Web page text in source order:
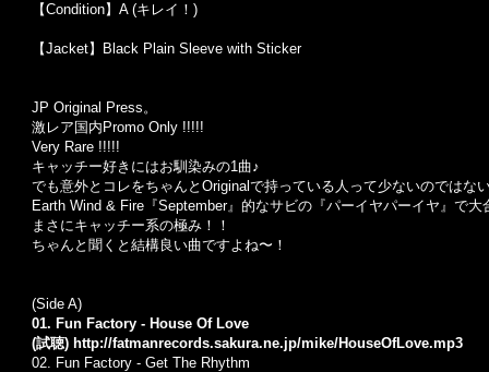
【Condition】A (キレイ！)
【Jacket】Black Plain Sleeve with Sticker
JP Original Press。
激レア国内Promo Only !!!!!
Very Rare !!!!!
キャッチー好きにはお馴染みの1曲♪
でも意外とコレをちゃんとOriginalで持っている人って少ないのではな
Earth Wind & Fire『September』的なサビの『パーイヤパーイヤ』で大
まさにキャッチー系の極み！！
ちゃんと聞くと結構良い曲ですよね〜！
(Side A)
01. Fun Factory - House Of Love
(試聴) http://fatmanrecords.sakura.ne.jp/mike/HouseOfLove.mp3
02. Fun Factory - Get The Rhythm